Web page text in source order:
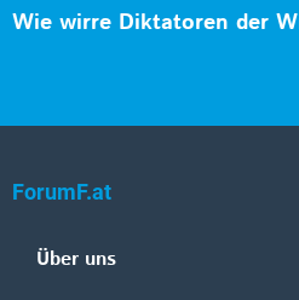
Wie wirre Diktatoren der
ForumF.at
Über uns